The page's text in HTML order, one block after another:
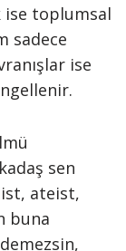
ise toplumsal
sadece
ise
sen
ateist,
buna